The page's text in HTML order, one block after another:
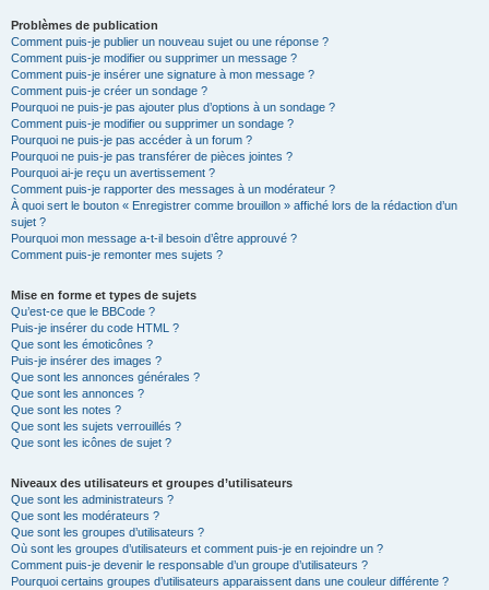
Problèmes de publication
Comment puis-je publier un nouveau sujet ou une réponse ?
Comment puis-je modifier ou supprimer un message ?
Comment puis-je insérer une signature à mon message ?
Comment puis-je créer un sondage ?
Pourquoi ne puis-je pas ajouter plus d’options à un sondage ?
Comment puis-je modifier ou supprimer un sondage ?
Pourquoi ne puis-je pas accéder à un forum ?
Pourquoi ne puis-je pas transférer de pièces jointes ?
Pourquoi ai-je reçu un avertissement ?
Comment puis-je rapporter des messages à un modérateur ?
À quoi sert le bouton « Enregistrer comme brouillon » affiché lors de la rédaction d’un
sujet ?
Pourquoi mon message a-t-il besoin d’être approuvé ?
Comment puis-je remonter mes sujets ?
Mise en forme et types de sujets
Qu’est-ce que le BBCode ?
Puis-je insérer du code HTML ?
Que sont les émoticônes ?
Puis-je insérer des images ?
Que sont les annonces générales ?
Que sont les annonces ?
Que sont les notes ?
Que sont les sujets verrouillés ?
Que sont les icônes de sujet ?
Niveaux des utilisateurs et groupes d’utilisateurs
Que sont les administrateurs ?
Que sont les modérateurs ?
Que sont les groupes d’utilisateurs ?
Où sont les groupes d’utilisateurs et comment puis-je en rejoindre un ?
Comment puis-je devenir le responsable d’un groupe d’utilisateurs ?
Pourquoi certains groupes d’utilisateurs apparaissent dans une couleur différente ?